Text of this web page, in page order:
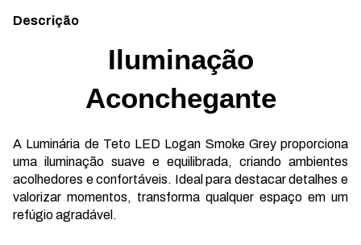
Descrição
Iluminação
Aconchegante
A Luminária de Teto LED Logan Smoke Grey proporciona
uma iluminação suave e equilibrada, criando ambientes
acolhedores e confortáveis. Ideal para destacar detalhes e
valorizar momentos, transforma qualquer espaço em um
refúgio agradável.